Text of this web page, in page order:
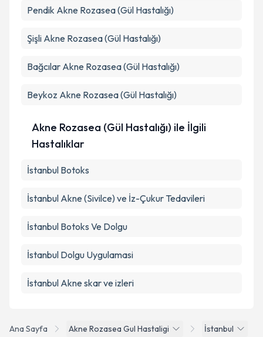
Ana Sayfa Akne Rozasea Gul Hastaligi İstanbul
Pendik Akne Rozasea (Gül Hastalığı)
Şişli Akne Rozasea (Gül Hastalığı)
Bağcılar Akne Rozasea (Gül Hastalığı)
Beykoz Akne Rozasea (Gül Hastalığı)
Akne Rozasea (Gül Hastalığı) ile İlgili
Hastalıklar
İstanbul Botoks
İstanbul Akne (Sivilce) ve İz-Çukur Tedavileri
İstanbul Botoks Ve Dolgu
İstanbul Dolgu Uygulamasi
İstanbul Akne skar ve izleri